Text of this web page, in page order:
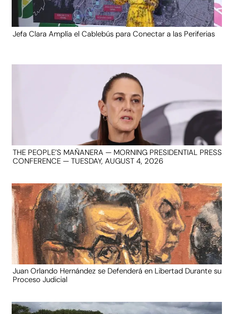
Jefa Clara Amplía el Cablebús para Conectar a las Periferias
THE PEOPLE’S MAÑANERA — MORNING PRESIDENTIAL PRESS
CONFERENCE — TUESDAY, AUGUST 4, 2026
Juan Orlando Hernández se Defenderá en Libertad Durante su
Proceso Judicial